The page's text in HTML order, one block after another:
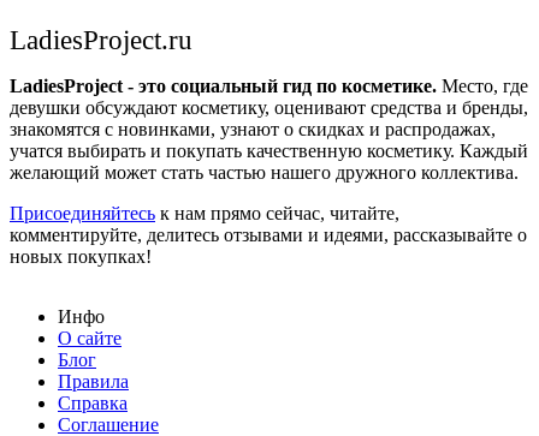
LadiesProject.ru
LadiesProject - это социальный гид по косметике. Место, где
девушки обсуждают косметику, оценивают средства и бренды,
знакомятся с новинками, узнают о скидках и распродажах,
учатся выбирать и покупать качественную косметику. Каждый
желающий может стать частью нашего дружного коллектива.
Присоединяйтесь к нам прямо сейчас, читайте,
комментируйте, делитесь отзывами и идеями, рассказывайте о
новых покупках!
Инфо
О сайте
Блог
Правила
Справка
Соглашение